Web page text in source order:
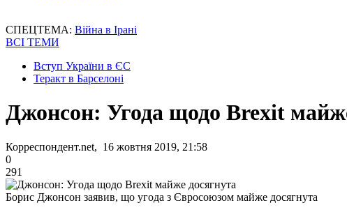
СПЕЦТЕМА: Війна в Ірані
ВСІ ТЕМИ
Вступ України в ЄС
Теракт в Барселоні
Джонсон: Угода щодо Brexit
Корреспондент.net, 16 жовтня 2019, 21:58
0
291
Борис Джонсон заявив, що угода з Євросоюзом майже досягнута